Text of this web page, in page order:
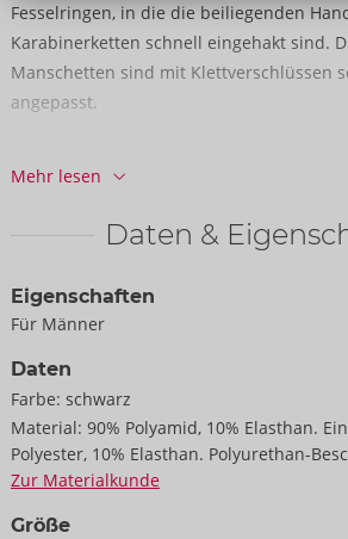
Fesselringen, in die die beiliegenden
Karabinerketten schnell eingehakt sind.
Manschetten sind mit Klettverschlüssen
angepasst.
Mehr lesen
Daten &
Eigenschaften
Für Männer
Daten
Farbe: schwarz
Material: 90% Polyamid, 10% Elasthan.
Polyester, 10% Elasthan. Polyurethan-
Zur Materialkunde
Größe